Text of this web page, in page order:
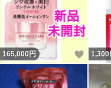
165,000 円 いい
1,300